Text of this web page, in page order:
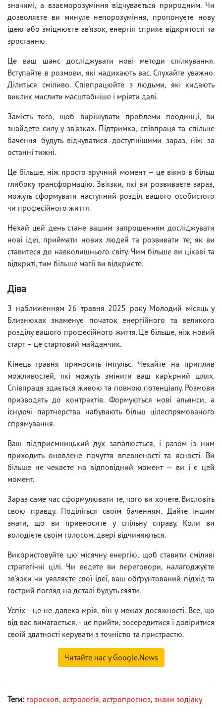
значимі, а взаєморозуміння відчувається природним. Чи
дозволяєте ви минуле непорозуміння, пропонуєте нову
ідею або зміцнюєте зв'язок, енергія сприяє відкритості та
зростанню.
Це ваш шанс досліджувати нові методи спілкування.
Вступайте в розмови, які надихають вас. Слухайте уважно.
Ділиться сміливо. Співпрацюйте з людьми, які кидають
виклик мислити масштабніше і мріяти далі.
Замість того, щоб вирішувати проблеми поодинці, ви
знайдете силу у зв'язках. Підтримка, співпраця та спільне
бачення будуть відчуватися доступнішими зараз, ніж за
останні тижні.
Це більше, ніж просто зручний момент — це вікно в більш
глибоку трансформацію. Зв'язки, які ви розвиваєте зараз,
можуть сформувати наступний розділ вашого особистого
чи професійного життя.
Нехай цей день стане вашим запрошенням досліджувати
нові ідеї, приймати нових людей та розвивати те, як ви
ставитеся до навколишнього світу. Чим більше ви цікаві та
відкриті, тим більше магії ви відкриєте.
Діва
З наближенням 26 травня 2025 року Молодий місяць у
Близнюках знаменує початок енергійного та великого
розділу вашого професійного життя. Це більше, ніж новий
старт – це стартовий майданчик.
Кінець травня приносить імпульс. Чекайте на приплив
можливостей, які можуть змінити ваш кар'єрний шлях.
Співпраця здається живою та повною потенціалу. Розмови
призводять до контрактів. Формуються нові альянси, а
існуючі партнерства набувають більш цілеспрямованого
спрямування.
Ваш підприємницький дух запалюється, і разом із ним
приходить оновлене почуття впевненості та ясності. Ви
більше не чекаєте на відповідний момент — ви і є цей
момент.
Зараз саме час сформулювати те, чого ви хочете. Висловіть
свою правду. Поділіться своїм баченням. Дайте іншим
знати, що ви привносите у спільну справу. Коли ви
володієте своїм голосом, двері відчиняються.
Використовуйте цю місячну енергію, щоб ставити сміливі
стратегічні цілі. Чи ведете ви переговори, налагоджуєте
зв'язки чи уявляєте свої ідеї, ваш обґрунтований підхід та
гострий погляд на деталі будуть сяяти.
Успіх - це не далека мрія, він у межах досяжності. Все, що
від вас вимагається, - це прийти, зосередитися і довіритися
своїй здатності керувати з точністю та пристрастю.
Читайте нас у Google.News
Теги: гороскоп, астрологія, астропрогноз, знаки зодіаку